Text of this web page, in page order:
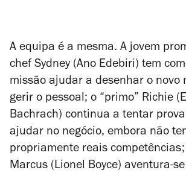
A equipa é a mesma. A jovem
chef Sydney (Ano Edebiri) tem
missão ajudar a desenhar o novo
gerir o pessoal; o “primo” Richie
Bachrach) continua a tentar
ajudar no negócio, embora não
propriamente reais
Marcus (Lionel Boyce) aventura-